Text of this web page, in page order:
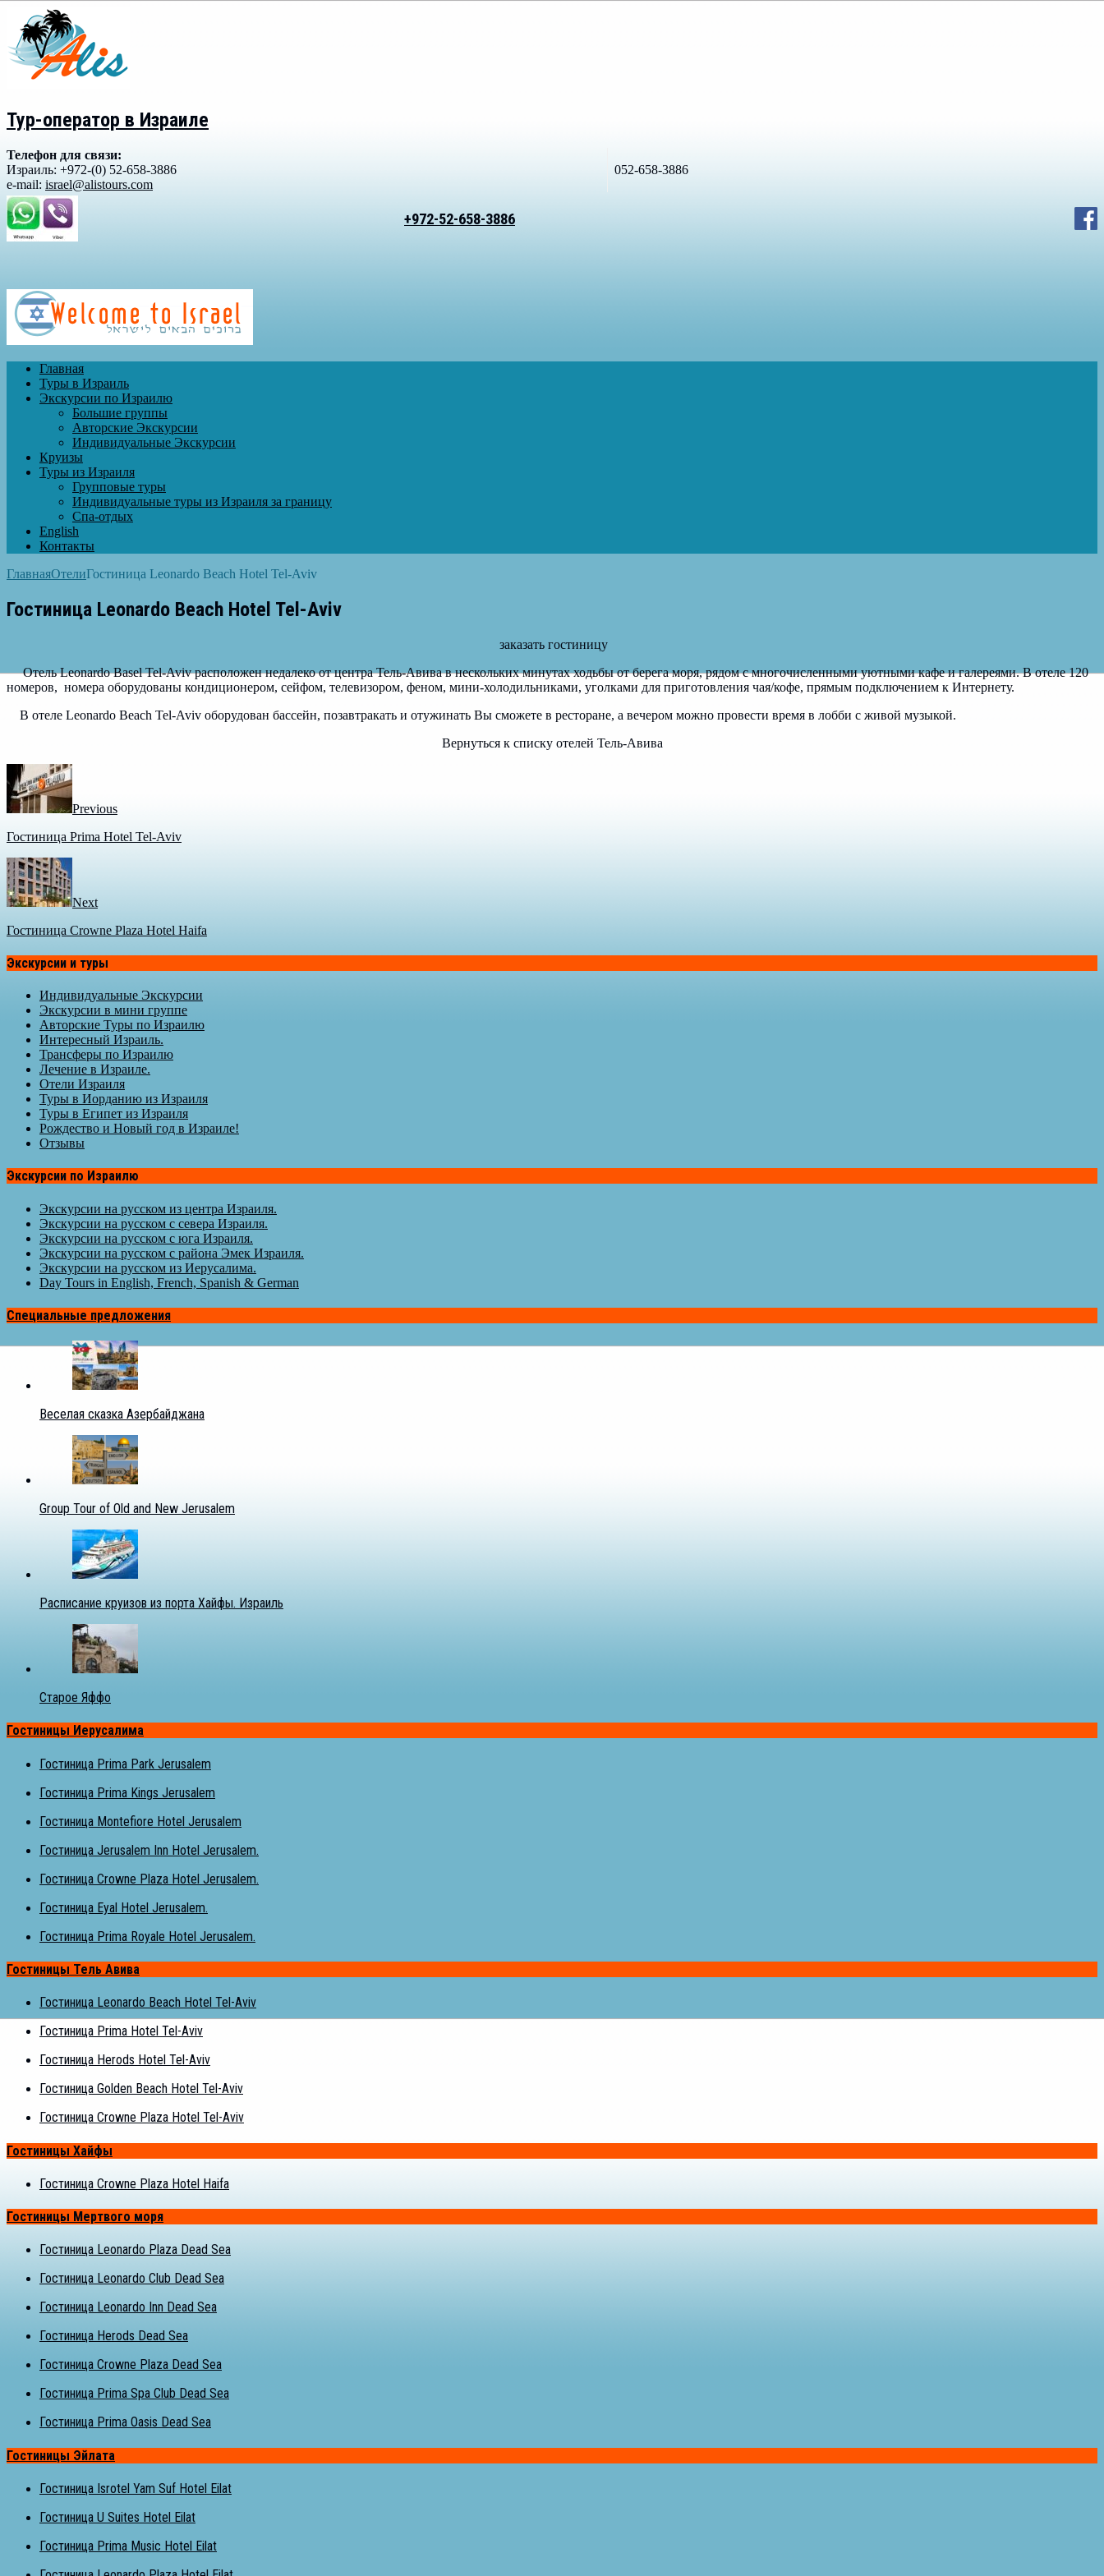
Тур-оператор в Израиле
Телефон для связи:
Израиль: +972-(0) 52-658-3886
052-658-3886
e-mail: israel@alistours.com
+972-52-658-3886
Главная
Туры в Израиль
Экскурсии по Израилю
Большие группы
Авторские Экскурсии
Индивидуальные Экскурсии
Круизы
Туры из Израиля
Групповые туры
Индивидуальные туры из Израиля за границу
Спа-отдых
English
Контакты
ГлавнаяОтелиГостиница Leonardo Beach Hotel Tel-Aviv
Гостиница Leonardo Beach Hotel Tel-Aviv
заказать гостиницу
ОтельLeonardo Basel Tel-Avivрасположен недалеко от центра Тель-Авива в нескольких минутах ходьбы от берега моря, рядом с многочисленными уютными кафе и галереями. В отеле 120
номеров, номера оборудованы кондиционером, сейфом, телевизором, феном, мини-холодильниками, уголками для приготовления чая/кофе, прямым подключением к Интернету.
В отеле Leonardo Beach Tel-Aviv оборудован бассейн, позавтракать и отужинать Вы сможете в ресторане, а вечером можно провести время в лобби с живой музыкой.
Вернуться к списку отелей Тель-Авива
Previous
Гостиница Prima Hotel Tel-Aviv
Next
Гостиница Crowne Plaza Hotel Haifa
Экскурсии и туры
Индивидуальные Экскурсии
Экскурсии в мини группе
Авторские Туры по Израилю
Интересный Израиль.
Трансферы по Израилю
Лечение в Израиле.
Отели Израиля
Туры в Иорданию из Израиля
Туры в Египет из Израиля
Рождество и Новый год в Израиле!
Отзывы
Экскурсии по Израилю
Экскурсии на русском из центра Израиля.
Экскурсии на русском с севера Израиля.
Экскурсии на русском с юга Израиля.
Экскурсии на русском с района Эмек Израиля.
Экскурсии на русском из Иерусалима.
Day Tours in English, French, Spanish & German
Специальные предложения
Веселая сказка Азербайджана
Group Tour of Old and New Jerusalem
Расписание круизов из порта Хайфы. Израиль
Старое Яффо
Гостиницы Иерусалима
Гостиница Prima Park Jerusalem
Гостиница Prima Kings Jerusalem
Гостиница Montefiore Hotel Jerusalem
Гостиница Jerusalem Inn Hotel Jerusalem.
Гостиница Crowne Plaza Hotel Jerusalem.
Гостиница Eyal Hotel Jerusalem.
Гостиница Prima Royale Hotel Jerusalem.
Гостиницы Тель Авива
Гостиница Leonardo Beach Hotel Tel-Aviv
Гостиница Prima Hotel Tel-Aviv
Гостиница Herods Hotel Tel-Aviv
Гостиница Golden Beach Hotel Tel-Aviv
Гостиница Crowne Plaza Hotel Tel-Aviv
Гостиницы Хайфы
Гостиница Crowne Plaza Hotel Haifa
Гостиницы Мертвого моря
Гостиница Leonardo Plaza Dead Sea
Гостиница Leonardo Club Dead Sea
Гостиница Leonardo Inn Dead Sea
Гостиница Herods Dead Sea
Гостиница Crowne Plaza Dead Sea
Гостиница Prima Spa Club Dead Sea
Гостиница Prima Oasis Dead Sea
Гостиницы Эйлата
Гостиница Isrotel Yam Suf Hotel Eilat
Гостиница U Suites Hotel Eilat
Гостиница Prima Music Hotel Eilat